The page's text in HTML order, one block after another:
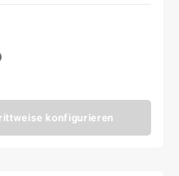
konfigurieren